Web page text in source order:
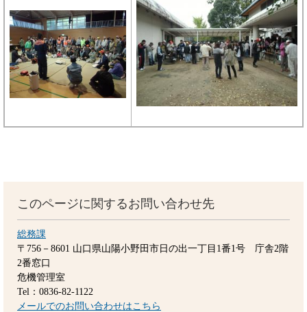
このページに関するお問い合わせ先
総務課
〒756－8601 山口県山陽小野田市日の出一丁目1番1号 庁舎2階
2番窓口
危機管理室
Tel：0836-82-1122
メールでのお問い合わせはこちら